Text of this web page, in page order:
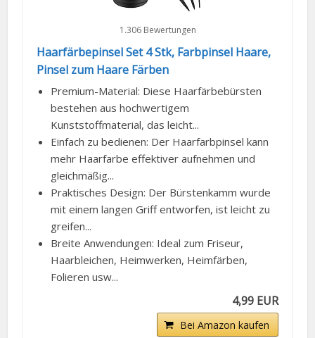
1.306 Bewertungen
Haarfärbepinsel Set 4 Stk, Farbpinsel Haare,
Pinsel zum Haare Färben
Premium-Material: Diese Haarfärbebürsten
bestehen aus hochwertigem
Kunststoffmaterial, das leicht...
Einfach zu bedienen: Der Haarfarbpinsel kann
mehr Haarfarbe effektiver aufnehmen und
gleichmäßig...
Praktisches Design: Der Bürstenkamm wurde
mit einem langen Griff entworfen, ist leicht zu
greifen...
Breite Anwendungen: Ideal zum Friseur,
Haarbleichen, Heimwerken, Heimfärben,
Folieren usw...
4,99 EUR
Bei Amazon kaufen